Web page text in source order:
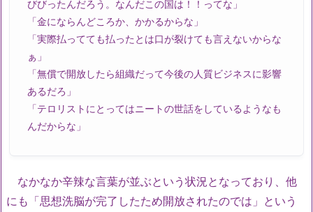
びびったんだろう。なんだこの国は！！ってな」
「金にならんどころか、かかるからな」
「実際払ってても払ったとは口が裂けても言えないからな
ぁ」
「無償で開放したら組織だって今後の人質ビジネスに影響
あるだろ」
「テロリストにとってはニートの世話をしているようなも
んだからな」
なかなか辛辣な言葉が並ぶという状況となっており、他
にも「思想洗脳が完了したため開放されたのでは」という